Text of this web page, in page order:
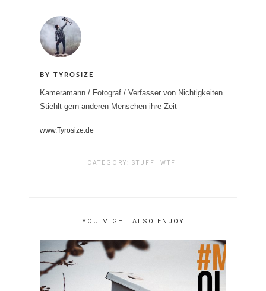
BY TYROSIZE
Kameramann / Fotograf / Verfasser von Nichtigkeiten.
Stiehlt gern anderen Menschen ihre Zeit
www.Tyrosize.de
CATEGORY: STUFF WTF
YOU MIGHT ALSO ENJOY